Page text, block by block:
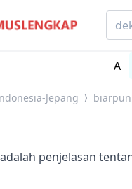
Indonesia-Jepang
A
Jepang ⟩ biarpun
penjelasan